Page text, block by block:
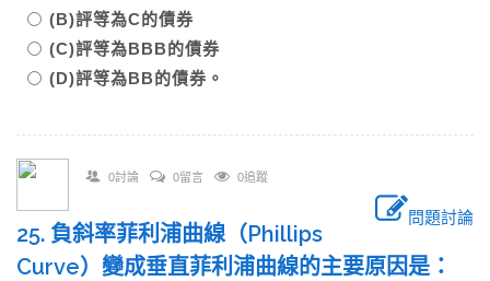
(B)評等為C的債券
(C)評等為BBB的債券
(D)評等為BB的債券。
0討論 0留言 0追蹤
問題討論
25. 負斜率菲利浦曲線（Phillips
Curve）變成垂直菲利浦曲線的主要原因是：